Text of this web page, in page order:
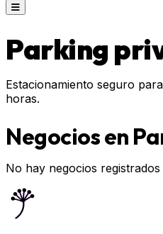
Parking
Estacionamiento seguro
horas.
Negocios en
No hay negocios